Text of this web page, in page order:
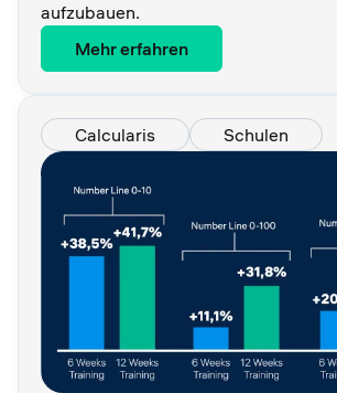
aufzubauen.
Mehr erfahren
Calcularis Schulen